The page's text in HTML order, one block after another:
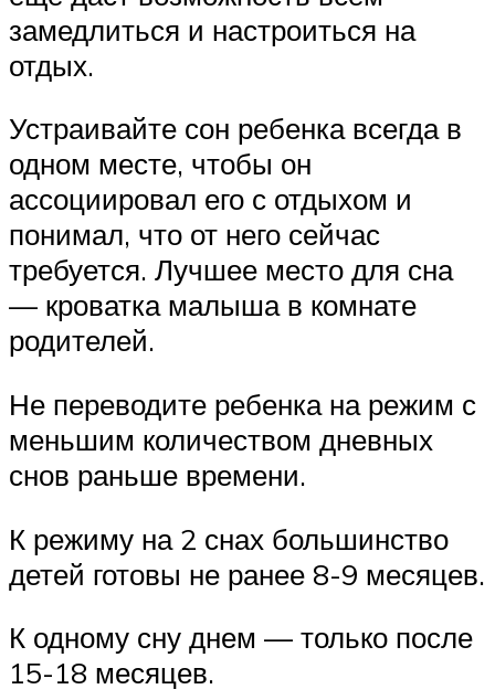
замедлиться и настроиться на
отдых.
Устраивайте сон ребенка всегда в
одном месте, чтобы он
ассоциировал его с отдыхом и
понимал, что от него сейчас
требуется. Лучшее место для сна
— кроватка малыша в комнате
родителей.
Не переводите ребенка на режим с
меньшим количеством дневных
снов раньше времени.
К режиму на 2 снах большинство
детей готовы не ранее 8-9 месяцев.
К одному сну днем — только после
15-18 месяцев.